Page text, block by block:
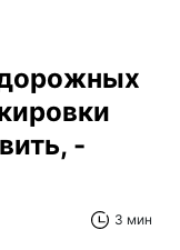
-
3 мин